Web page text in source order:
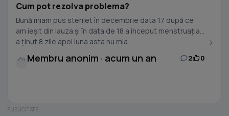
Cum pot rezolva problema?
Bună miam pus sterilet în decembrie data 17 după ce
am ieșit din lauza și în data de 18 a început menstruația
a ținut 8 zile apoi luna asta nu mia...
Membru anonim · acum un an 2 0